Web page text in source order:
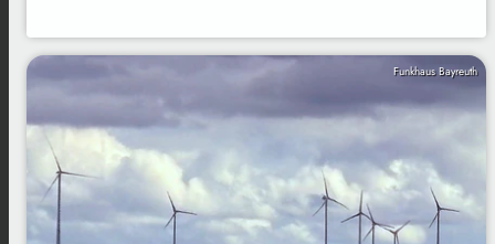
Funkhaus Bayreuth